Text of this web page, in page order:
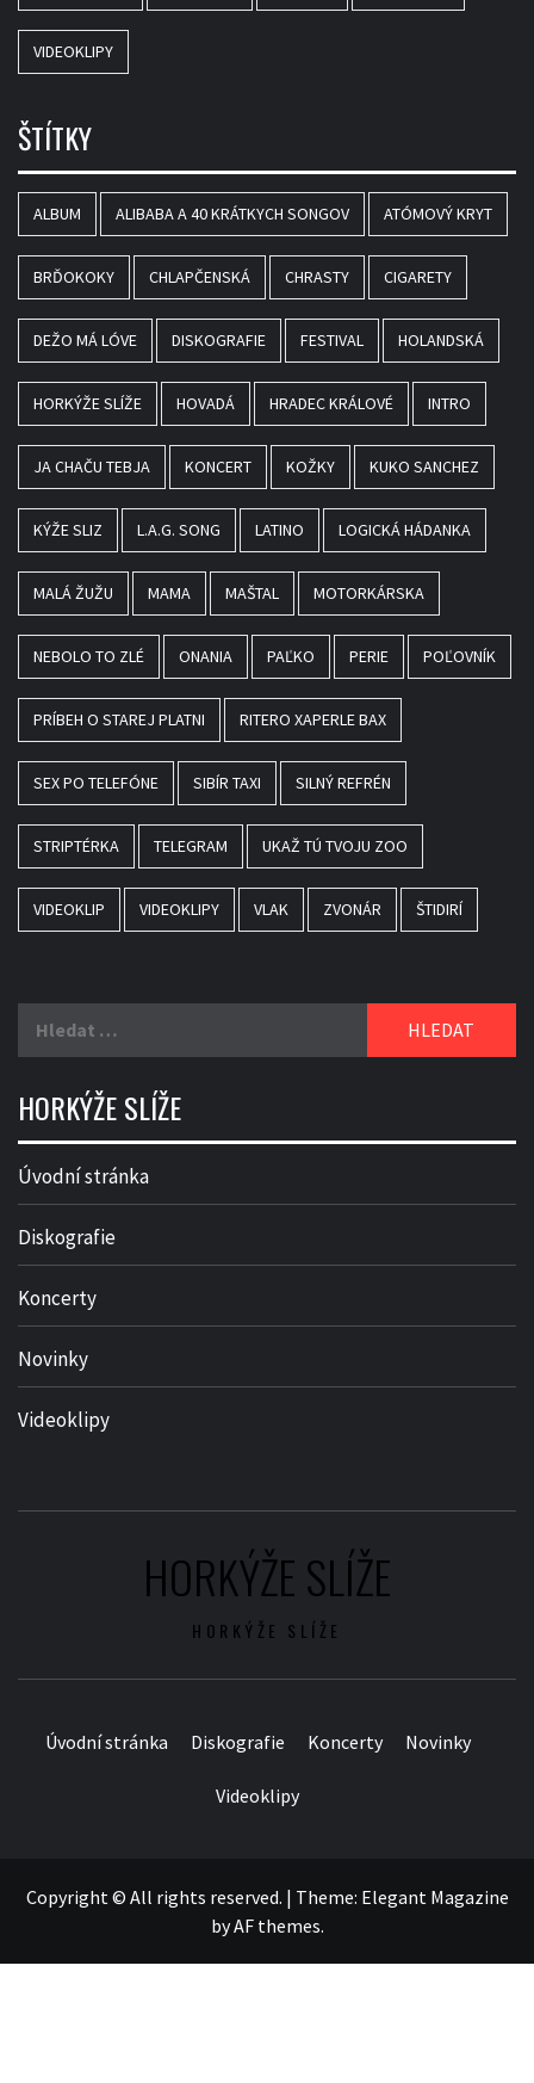
VIDEOKLIPY
ŠTÍTKY
ALBUM ALIBABA A 40 KRÁTKYCH SONGOV ATÓMOVÝ KRYT
BRĎOKOKY CHLAPČENSKÁ CHRASTY CIGARETY
DEŽO MÁ LÓVE DISKOGRAFIE FESTIVAL HOLANDSKÁ
HORKÝŽE SLÍŽE HOVADÁ HRADEC KRÁLOVÉ INTRO
JA CHAČU TEBJA KONCERT KOŽKY KUKO SANCHEZ
KÝŽE SLIZ L.A.G. SONG LATINO LOGICKÁ HÁDANKA
MALÁ ŽUŽU MAMA MAŠTAL MOTORKÁRSKA
NEBOLO TO ZLÉ ONANIA PAĽKO PERIE POĽOVNÍK
PRÍBEH O STAREJ PLATNI RITERO XAPERLE BAX
SEX PO TELEFÓNE SIBÍR TAXI SILNÝ REFRÉN
STRIPTÉRKA TELEGRAM UKAŽ TÚ TVOJU ZOO
VIDEOKLIP VIDEOKLIPY VLAK ZVONÁR ŠTIDIRÍ
HORKÝŽE SLÍŽE
Úvodní stránka
Diskografie
Koncerty
Novinky
Videoklipy
HORKÝŽE SLÍŽE
HORKÝŽE SLÍŽE
Úvodní stránka Diskografie Koncerty Novinky
Videoklipy
Copyright © All rights reserved. | Theme: Elegant Magazine
byAF themes.